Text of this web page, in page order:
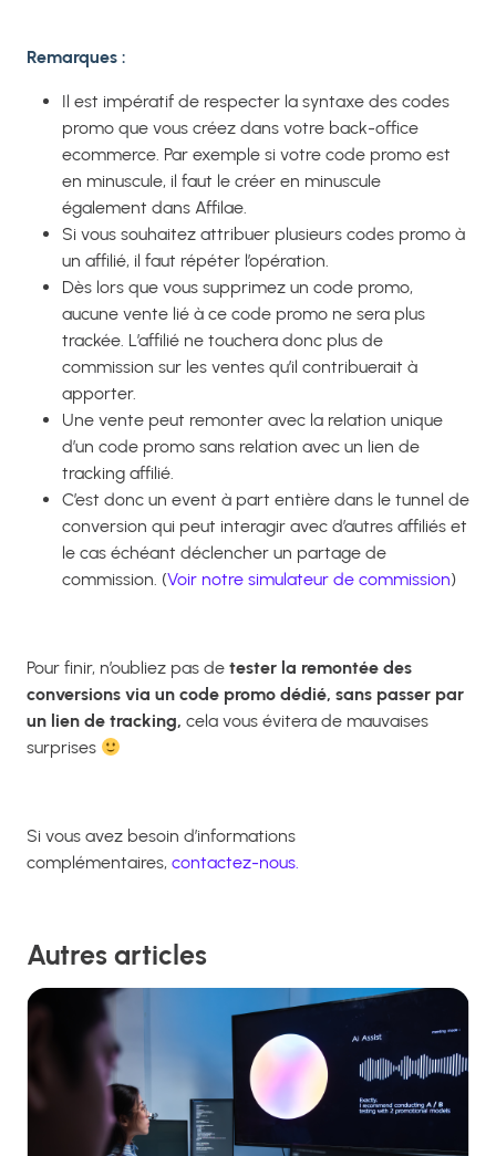
Remarques :
Il est impératif de respecter la syntaxe des codes
promo que vous créez dans votre back-office
ecommerce. Par exemple si votre code promo est
en minuscule, il faut le créer en minuscule
également dans Affilae.
Si vous souhaitez attribuer plusieurs codes promo à
un affilié, il faut répéter l’opération.
Dès lors que vous supprimez un code promo,
aucune vente lié à ce code promo ne sera plus
trackée. L’affilié ne touchera donc plus de
commission sur les ventes qu’il contribuerait à
apporter.
Une vente peut remonter avec la relation unique
d’un code promo sans relation avec un lien de
tracking affilié.
C’est donc un event à part entière dans le tunnel de
conversion qui peut interagir avec d’autres affiliés et
le cas échéant déclencher un partage de
commission. (Voir notre simulateur de commission)
Pour finir, n’oubliez pas de tester la remontée des
conversions via un code promo dédié, sans passer par
un lien de tracking, cela vous évitera de mauvaises
surprises
Si vous avez besoin d’informations
complémentaires, contactez-nous.
Autres articles